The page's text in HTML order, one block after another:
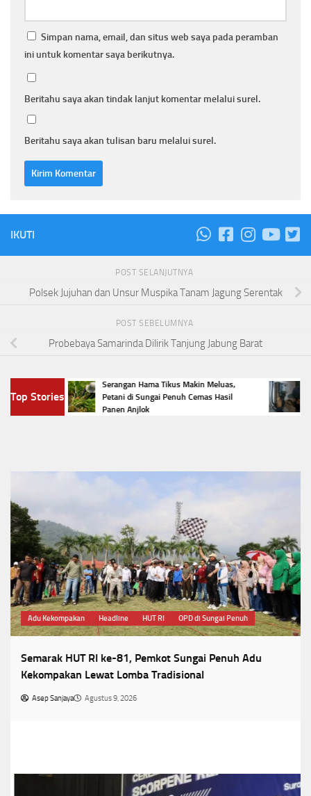
Simpan nama, email, dan situs web saya pada peramban
ini untuk komentar saya berikutnya.
Beritahu saya akan tindak lanjut komentar melalui surel.
Beritahu saya akan tulisan baru melalui surel.
IKUTI
POST SELANJUTNYA
Polsek Jujuhan dan Unsur Muspika Tanam Jagung Serentak
POST SEBELUMNYA
Probebaya Samarinda Dilirik Tanjung Jabung Barat
Top Stories
Serangan Hama Tikus Makin Meluas,
Petani di Sungai Penuh Cemas Hasil
Panen Anjlok
Viral
Adu Kekompakan Headline HUT RI OPD di Sungai Penuh
Semarak HUT RI ke-81, Pemkot Sungai Penuh Adu
Kekompakan Lewat Lomba Tradisional
Asep Sanjaya Agustus 9, 2026